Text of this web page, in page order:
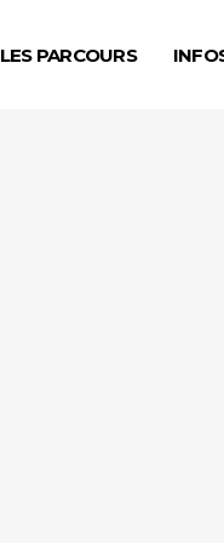
LES PARCOURS